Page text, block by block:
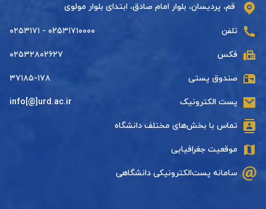
قم، پردیسان، بلوار امام صادق، ابتدای بلوار مولوی
تلفن ۰۲۵۳۱۷۱۰۰۰۰ - ۰۲۵۳۱۷۱
فکس ۰۲۵۳۲۸۰۲۶۲۷
صندوق پستی ۳۷۱۸۵-۱۷۸
پست الکترونیک info[@]urd.ac.ir
تماس با بخش‌های مختلف دانشگاه
موقعیت جغرافیایی
سامانه پست‌الکترونیکی دانشگاهی